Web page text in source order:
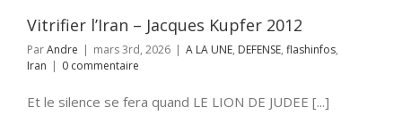
Vitrifier l’Iran – Jacques Kupfer 2012
ParAndre | mars 3rd, 2026 | A LA UNE, DEFENSE, flashinfos,
Iran | 0 commentaire
Et le silence se fera quand LE LION DE JUDEE [...]